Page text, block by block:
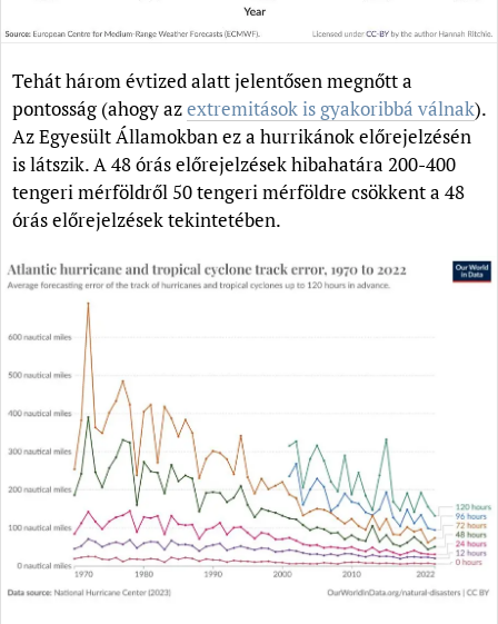
Tehát három évtized alatt jelentősen megnőtt a
pontosság (ahogy azextremitások is gyakoribbá válnak).
Az Egyesült Államokban ez a hurrikánok előrejelzésén
is látszik. A 48 órás előrejelzések hibahatára 200-400
tengeri mérföldről 50 tengeri mérföldre csökkent a 48
órás előrejelzések tekintetében.